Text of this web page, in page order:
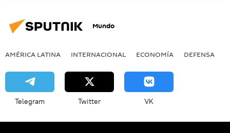
Mundo
AMÉRICA LATINA INTERNACIONAL ECONOMÍA DEFENSA
Telegram Twitter VK